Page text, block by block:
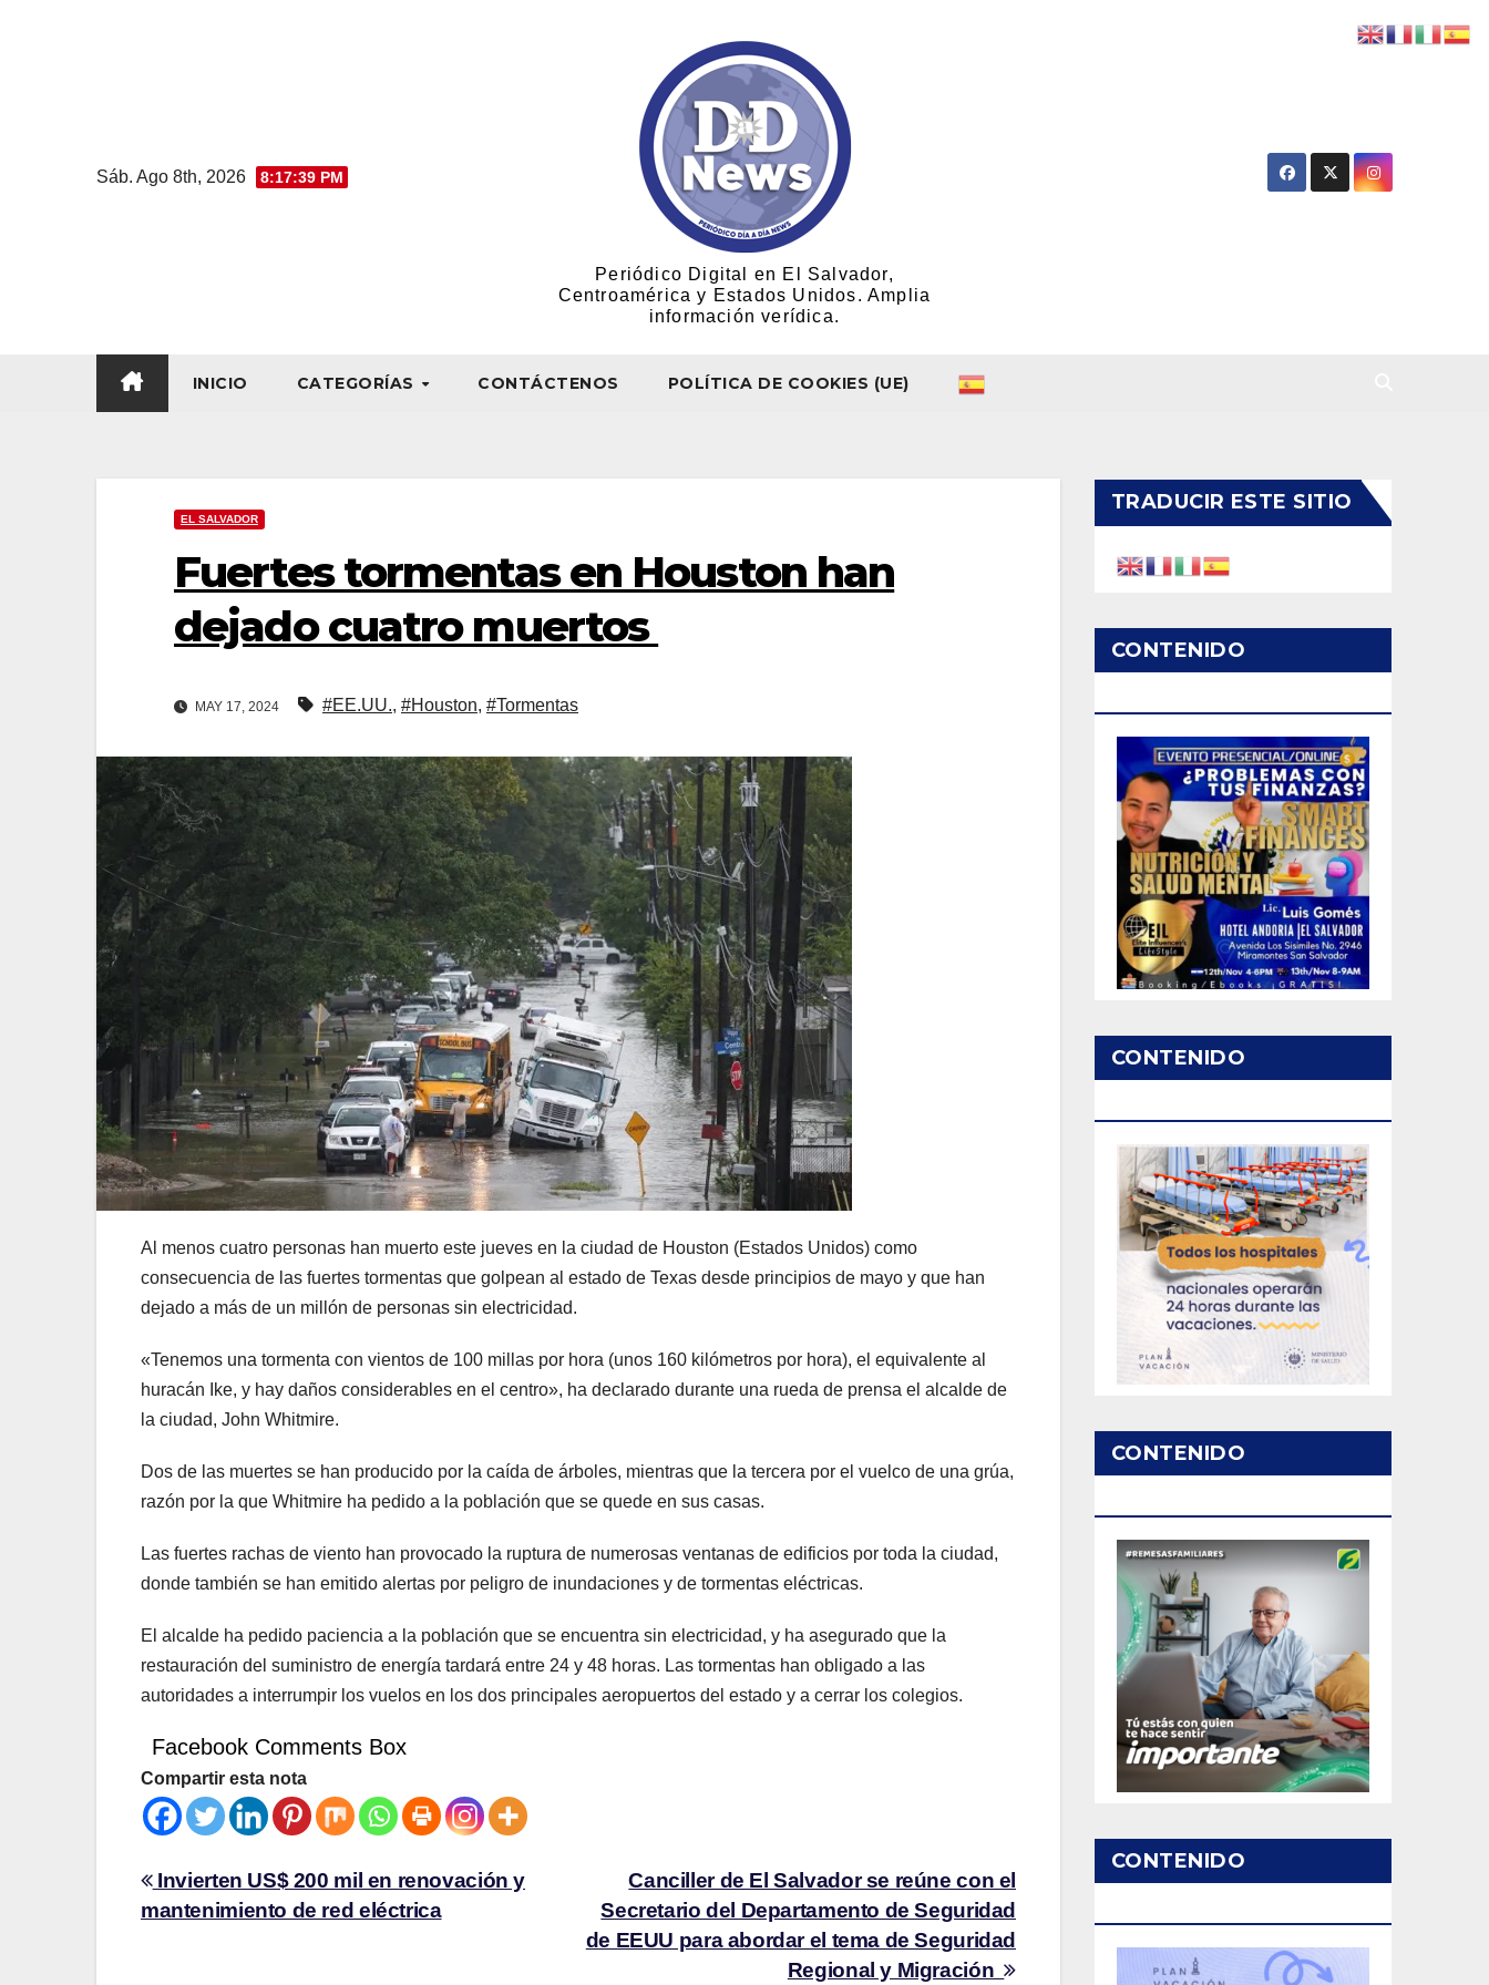
Sáb. Ago 8th, 2026 8:17:40 PM
Periódico Digital en El Salvador,
Centroamérica y Estados Unidos. Amplia
información verídica.
INICIO CATEGORÍAS CONTÁCTENOS POLÍTICA DE COOKIES (UE)
EL SALVADOR
Fuertes tormentas en Houston han
dejado cuatro muertos
MAY 17, 2024 #EE.UU., #Houston, #Tormentas
Al menos cuatro personas han muerto este jueves en la ciudad de Houston (Estados Unidos) como
consecuencia de las fuertes tormentas que golpean al estado de Texas desde principios de mayo y que han
dejado a más de un millón de personas sin electricidad.
«Tenemos una tormenta con vientos de 100 millas por hora (unos 160 kilómetros por hora), el equivalente al
huracán Ike, y hay daños considerables en el centro», ha declarado durante una rueda de prensa el alcalde de
la ciudad, John Whitmire.
Dos de las muertes se han producido por la caída de árboles, mientras que la tercera por el vuelco de una grúa,
razón por la que Whitmire ha pedido a la población que se quede en sus casas.
Las fuertes rachas de viento han provocado la ruptura de numerosas ventanas de edificios por toda la ciudad,
donde también se han emitido alertas por peligro de inundaciones y de tormentas eléctricas.
El alcalde ha pedido paciencia a la población que se encuentra sin electricidad, y ha asegurado que la
restauración del suministro de energía tardará entre 24 y 48 horas. Las tormentas han obligado a las
autoridades a interrumpir los vuelos en los dos principales aeropuertos del estado y a cerrar los colegios.
Facebook Comments Box
Compartir esta nota
Canciller de El Salvador se reúne con el
Secretario del Departamento de Seguridad
de EEUU para abordar el tema de Seguridad
Regional y Migración
Invierten US$ 200 mil en renovación y
mantenimiento de red eléctrica
TRADUCIR ESTE SITIO
CONTENIDO
CONTENIDO
CONTENIDO
CONTENIDO